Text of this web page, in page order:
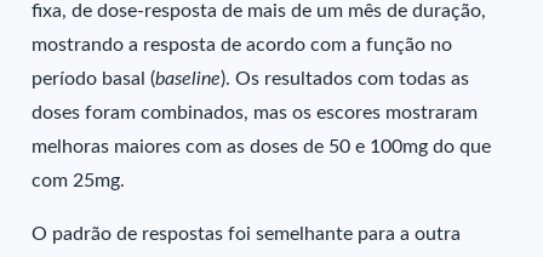
fixa, de dose-resposta de mais de um mês de duração,
mostrando a resposta de acordo com a função no
período basal (baseline). Os resultados com todas as
doses foram combinados, mas os escores mostraram
melhoras maiores com as doses de 50 e 100mg do que
com 25mg.
O padrão de respostas foi semelhante para a outra